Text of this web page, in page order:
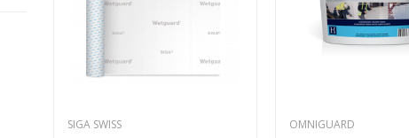
SIGA SWISS OMNIGUARD